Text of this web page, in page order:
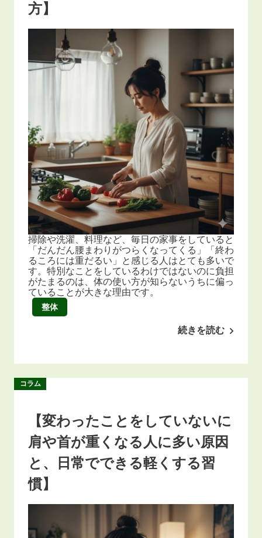
方】
掃除や洗濯、料理など、毎日の家事をしていると
「だんだん腰まわりがつらくなってくる」「終わ
るころには重だるい」と感じる人はとても多いで
す。特別なことをしているわけではないのに負担
がたまるのは、体の使い方が知らないうちに偏っ
ていることが大きな理由です。
整体
続きを読む
コラム
【変わったことをしていないに
肩や首が重くなる人に多い原因
と、日常でできる軽くする習
慣】